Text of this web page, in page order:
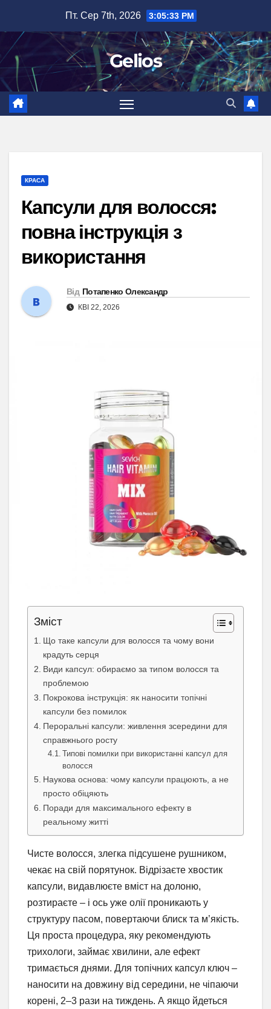
вмісту
Пт. Сер 7th, 2026 3:05:34 PM
Gelios
КРАСА
Капсули для волосся:
повна інструкція з
використання
Від Потапенко Олександр
КВІ 22, 2026
Зміст
Що таке капсули для волосся та чому вони
крадуть серця
Види капсул: обираємо за типом волосся та
проблемою
Покрокова інструкція: як наносити топічні
капсули без помилок
Пероральні капсули: живлення зсередини для
справжнього росту
Типові помилки при використанні капсул для
волосся
Наукова основа: чому капсули працюють, а не
просто обіцяють
Поради для максимального ефекту в
реальному житті
Чисте волосся, злегка підсушене рушником,
чекає на свій порятунок. Відрізаєте хвостик
капсули, видавлюєте вміст на долоню,
розтираєте – і ось уже олії проникають у
структуру пасом, повертаючи блиск та м’якість.
Ця проста процедура, яку рекомендують
трихологи, займає хвилини, але ефект
тримається днями. Для топічних капсул ключ –
наносити на довжину від середини, не чіпаючи
корені, 2–3 рази на тиждень. А якщо йдеться